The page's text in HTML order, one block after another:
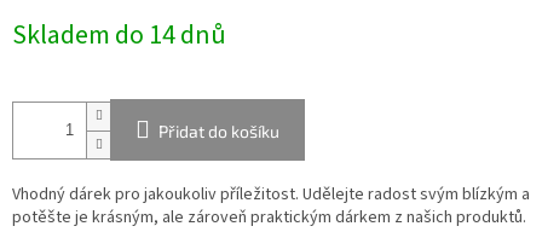
cena:
Skladem do 14 dnů
Přidat do košíku
Vhodný dárek pro jakoukoliv příležitost. Udělejte radost svým blízkým a
potěšte je krásným, ale zároveň praktickým dárkem z našich produktů.